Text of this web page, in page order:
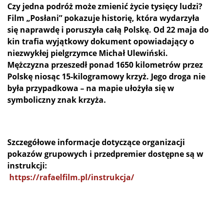
Czy jedna podróż może zmienić życie tysięcy ludzi?
Film „Posłani” pokazuje historię, która wydarzyła
się naprawdę i poruszyła całą Polskę. Od 22 maja do
kin trafia wyjątkowy dokument opowiadający o
niezwykłej pielgrzymce Michał Ulewiński.
Mężczyzna przeszedł ponad 1650 kilometrów przez
Polskę niosąc 15-kilogramowy krzyż. Jego droga nie
była przypadkowa – na mapie ułożyła się w
symboliczny znak krzyża.
Szczegółowe informacje dotyczące organizacji
pokazów grupowych i przedpremier dostępne są w
instrukcji:
https://rafaelfilm.pl/instrukcja/